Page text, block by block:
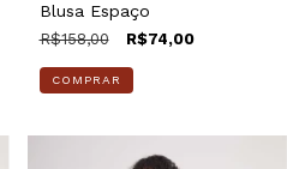
Blusa Espaço
R$158,00 R$74,00
COMPRAR